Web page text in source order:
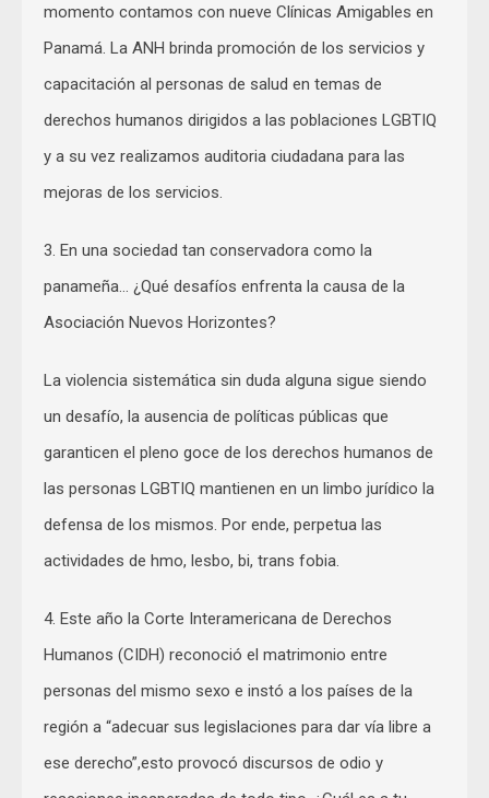
momento contamos con nueve Clínicas Amigables en
Panamá. La ANH brinda promoción de los servicios y
capacitación al personas de salud en temas de
derechos humanos dirigidos a las poblaciones LGBTIQ
y a su vez realizamos auditoria ciudadana para las
mejoras de los servicios.
3. En una sociedad tan conservadora como la
panameña… ¿Qué desafíos enfrenta la causa de la
Asociación Nuevos Horizontes?
La violencia sistemática sin duda alguna sigue siendo
un desafío, la ausencia de políticas públicas que
garanticen el pleno goce de los derechos humanos de
las personas LGBTIQ mantienen en un limbo jurídico la
defensa de los mismos. Por ende, perpetua las
actividades de hmo, lesbo, bi, trans fobia.
4. Este año la Corte Interamericana de Derechos
Humanos (CIDH) reconoció el matrimonio entre
personas del mismo sexo e instó a los países de la
región a “adecuar sus legislaciones para dar vía libre a
ese derecho”,esto provocó discursos de odio y